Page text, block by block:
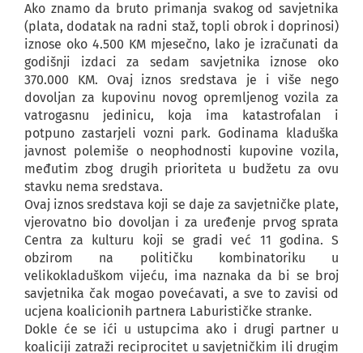
Ako znamo da bruto primanja svakog od savjetnika
(plata, dodatak na radni staž, topli obrok i doprinosi)
iznose oko 4.500 KM mjesečno, lako je izračunati da
godišnji izdaci za sedam savjetnika iznose oko
370.000 KM. Ovaj iznos sredstava je i više nego
dovoljan za kupovinu novog opremljenog vozila za
vatrogasnu jedinicu, koja ima katastrofalan i
potpuno zastarjeli vozni park. Godinama kladuška
javnost polemiše o neophodnosti kupovine vozila,
međutim zbog drugih prioriteta u budžetu za ovu
stavku nema sredstava.
Ovaj iznos sredstava koji se daje za savjetničke plate,
vjerovatno bio dovoljan i za uređenje prvog sprata
Centra za kulturu koji se gradi već 11 godina. S
obzirom na političku kombinatoriku u
velikokladuškom vijeću, ima naznaka da bi se broj
savjetnika čak mogao povećavati, a sve to zavisi od
ucjena koalicionih partnera Laburističke stranke.
Dokle će se ići u ustupcima ako i drugi partner u
koaliciji zatraži reciprocitet u savjetničkim ili drugim